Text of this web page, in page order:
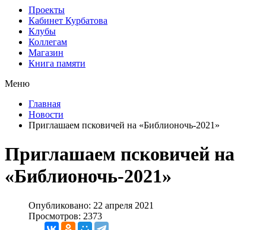
Проекты
Кабинет Курбатова
Клубы
Коллегам
Магазин
Книга памяти
Меню
Главная
Новости
Приглашаем псковичей на «Библионочь-2021»
Приглашаем псковичей на
«Библионочь-2021»
Опубликовано: 22 апреля 2021
Просмотров: 2373